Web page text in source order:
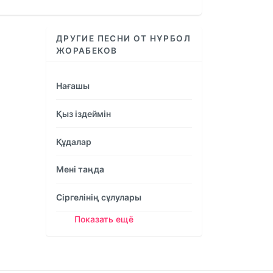
decrease
ДРУГИЕ ПЕСНИ ОТ НҰРБОЛ
ЖОРАБЕКОВ
Нағашы
Қыз іздеймін
Құдалар
Мені таңда
Сіргелінің сұлулары
Показать ещё